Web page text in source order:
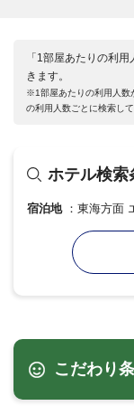
「1部屋あたりの利
きます。
※1部屋あたりの利用人数
の利用人数ごとに検索して
ホテル検索
宿泊地 東海方面
こだわり